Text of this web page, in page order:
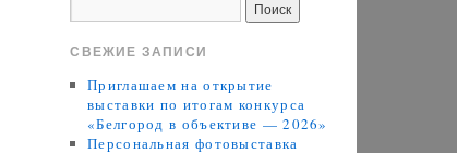
СВЕЖИЕ ЗАПИСИ
Приглашаем на открытие
выставки по итогам конкурса
«Белгород в объективе — 2026»
Персональная фотовыставка